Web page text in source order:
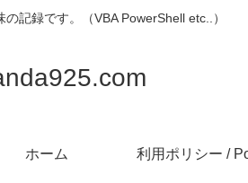
記録です。（VBA PowerShell etc..）
ホーム 利用ポリシー /